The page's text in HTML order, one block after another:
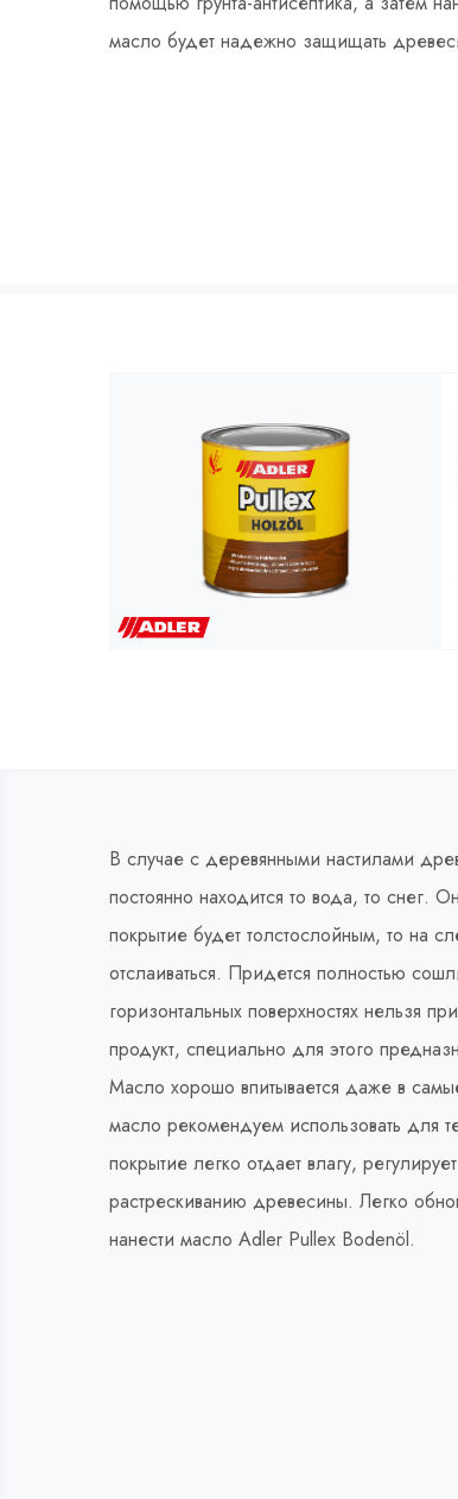
масло будет надежно защищать
В случае с деревянными настилами
постоянно находится то вода, то снег.
покрытие будет толстослойным, то на
отслаиваться. Придется полностью
горизонтальных поверхностях нельзя
продукт, специально для этого
Масло хорошо впитывается даже в
масло рекомендуем использовать
покрытие легко отдает влагу,
растрескиванию древесины. Легко
нанести масло Adler Pullex Bodenöl.